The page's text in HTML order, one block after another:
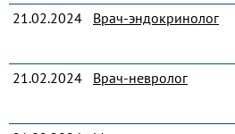
21.02.2024 Врач-эндокринолог
21.02.2024
Врач-невролог